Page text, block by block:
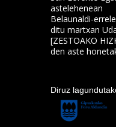
astelehenean
Belaunaldi-
ditu martxan
[ZESTOAKO
den aste
Diruz